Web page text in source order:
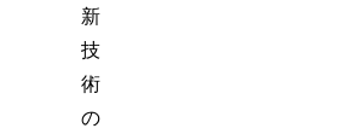
新
技
術
の